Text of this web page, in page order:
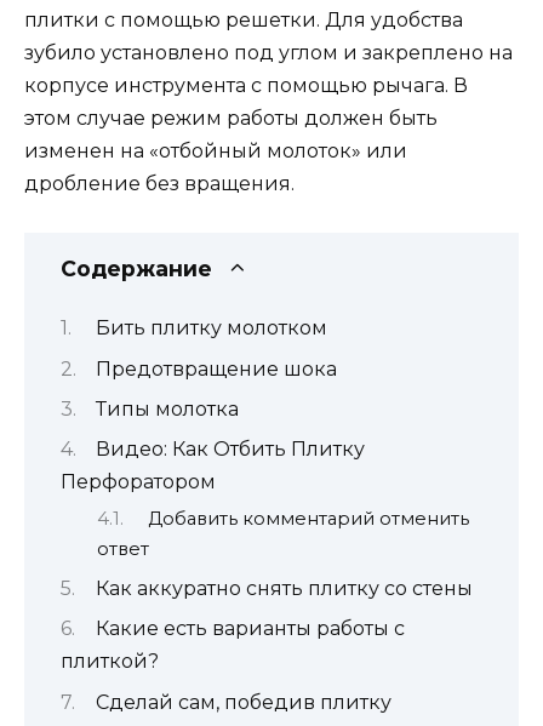
плитки с помощью решетки. Для удобства
зубило установлено под углом и закреплено на
корпусе инструмента с помощью рычага. В
этом случае режим работы должен быть
изменен на «отбойный молоток» или
дробление без вращения.
Содержание
Бить плитку молотком
Предотвращение шока
Типы молотка
Видео: Как Отбить Плитку
Перфоратором
Добавить комментарий отменить
ответ
Как аккуратно снять плитку со стены
Какие есть варианты работы с
плиткой?
Сделай сам, победив плитку